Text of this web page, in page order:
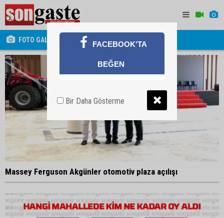
FOTO GALERİ
Massey Ferguson Akgünler otomotiv plaza açılışı
FACEBOOK'TA
BEĞEN
Bir Daha Gösterme